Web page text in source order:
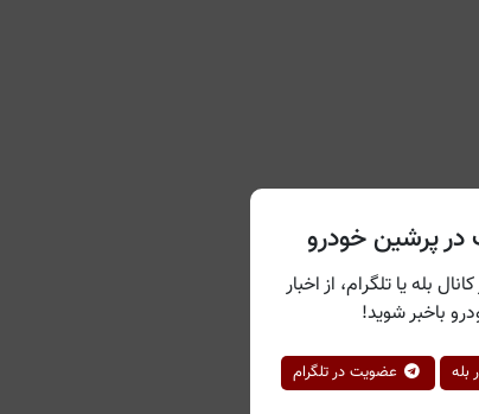
پرشین خودرو
بله یا تلگرام، از اخبار
باخبر شوید!
عضویت در تلگرام